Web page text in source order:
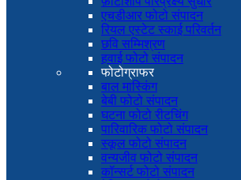
एचडीआर फोटो संपादन
रियल एस्टेट स्काई परिवर्तन
छवि सम्मिश्रण
हवाई फोटो संपादन
फोटोग्राफर
बाल मास्किंग
बेबी फोटो संपादन
घटना फोटो रीटचिंग
पारिवारिक फोटो संपादन
स्कूल फोटो संपादन
वन्यजीव फोटो संपादन
कॉन्सर्ट फोटो संपादन